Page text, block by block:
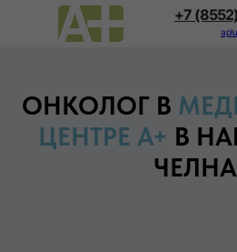
+7
ОНКОЛОГ В
ЦЕНТРЕ А+ В